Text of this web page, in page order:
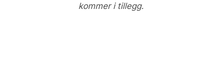
kommer i tillegg.